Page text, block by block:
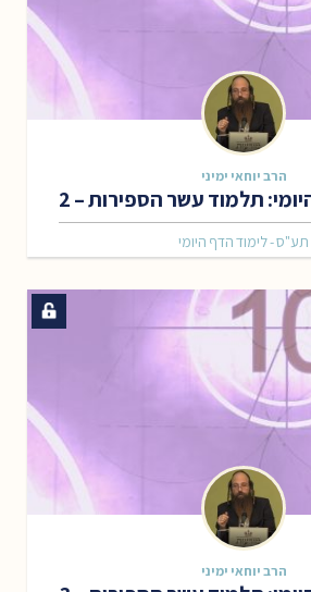
הרב יוחאי ימיני
תלמוד עשר הספירות – 2
תע"ס - לימוד הדף היומי
הרב יוחאי ימיני